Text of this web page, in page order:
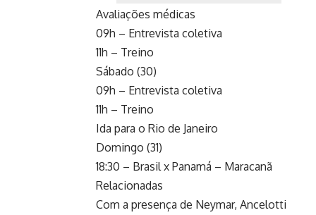
Avaliações médicas
09h – Entrevista coletiva
11h – Treino
Sábado (30)
09h – Entrevista coletiva
11h – Treino
Ida para o Rio de Janeiro
Domingo (31)
18:30 – Brasil x Panamá – Maracanã
Relacionadas
Com a presença de Neymar, Ancelotti